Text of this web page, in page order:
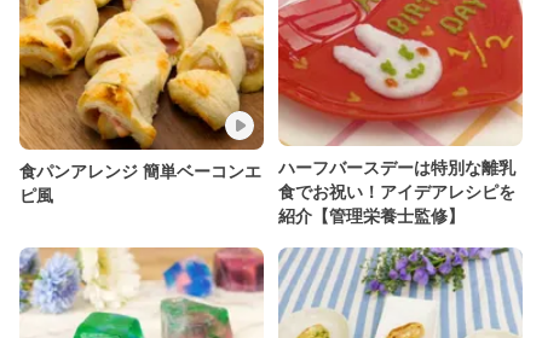
食パンアレンジ 簡単ベーコンエ
ピ風
ハーフバースデーは特別な離乳
食でお祝い！アイデアレシピを
紹介【管理栄養士監修】